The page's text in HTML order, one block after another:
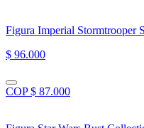
Figura Imperial Stormtrooper
$ 96.000
COP $ 87.000